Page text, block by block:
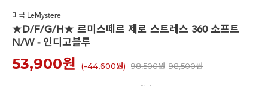
미국 LeMystere
★D/F/G/H★ 르미스떼르 제로 스트레스 360 소프트
N/W - 인디고블루
53,900원 (-44,600원) 98,500원 98,500원